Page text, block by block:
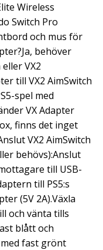
Wireless
Switch Pro
och mus för
behöver
VX2
till VX2 AimSwitch
spel med
VX Adapter
finns det inget
VX2 AimSwitch
behövs):Anslut
till USB-
till PS5:s
(5V 2A).Växla
och vänta tills
blått och
fast grönt